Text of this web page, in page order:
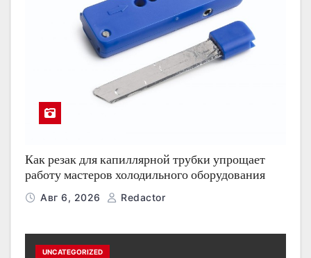
Как резак для капиллярной трубки упрощает
работу мастеров холодильного оборудования
Авг 6, 2026 Redactor
UNCATEGORIZED